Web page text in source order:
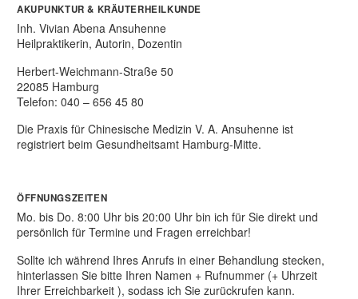
AKUPUNKTUR & KRÄUTERHEILKUNDE
Inh. Vivian Abena Ansuhenne
Heilpraktikerin, Autorin, Dozentin
Herbert-Weichmann-Straße 50
22085 Hamburg
Telefon: 040 – 656 45 80
Die Praxis für Chinesische Medizin V. A. Ansuhenne ist
registriert beim Gesundheitsamt Hamburg-Mitte.
ÖFFNUNGSZEITEN
Mo. bis Do. 8:00 Uhr bis 20:00 Uhr bin ich für Sie direkt und
persönlich für Termine und Fragen erreichbar!
Sollte ich während Ihres Anrufs in einer Behandlung stecken,
hinterlassen Sie bitte Ihren Namen + Rufnummer (+ Uhrzeit
Ihrer Erreichbarkeit ), sodass ich Sie zurückrufen kann.